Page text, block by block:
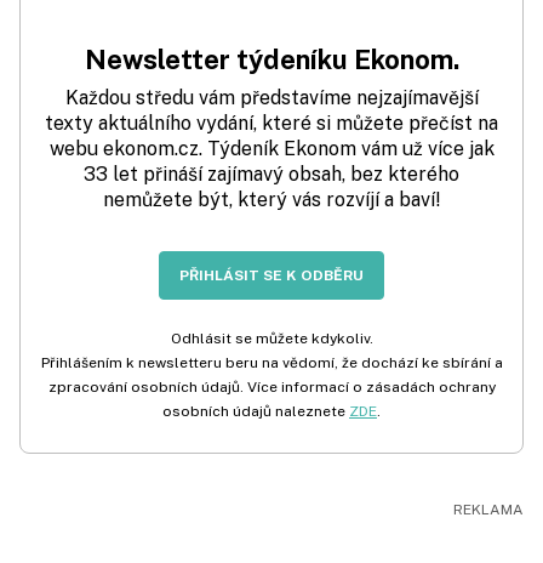
Newsletter týdeníku Ekonom.
Každou středu vám představíme nejzajímavější
texty aktuálního vydání, které si můžete přečíst na
webu ekonom.cz. Týdeník Ekonom vám už více jak
33 let přináší zajímavý obsah, bez kterého
nemůžete být, který vás rozvíjí a baví!
PŘIHLÁSIT SE K ODBĚRU
Odhlásit se můžete kdykoliv.
Přihlášením k newsletteru beru na vědomí, že dochází ke sbírání a
zpracování osobních údajů. Více informací o zásadách ochrany
osobních údajů naleznete ZDE.